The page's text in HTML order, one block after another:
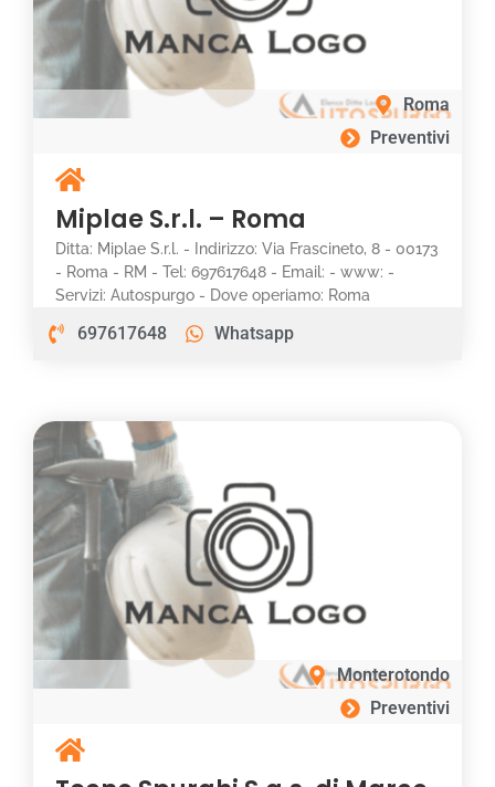
Roma
Preventivi
Miplae S.r.l. – Roma
Ditta: Miplae S.r.l. - Indirizzo: Via Frascineto, 8 - 00173
- Roma - RM - Tel: 697617648 - Email: - www: -
Servizi: Autospurgo - Dove operiamo: Roma
697617648 Whatsapp
Monterotondo
Preventivi